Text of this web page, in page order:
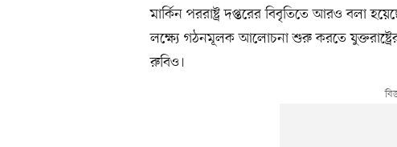
মার্কিন পররাষ্ট্র দপ্তরের বিবৃতিতে আরও বলা
লক্ষ্যে গঠনমূলক আলোচনা শুরু করতে যুক্তরাষ্ট্রের
রুবিও।